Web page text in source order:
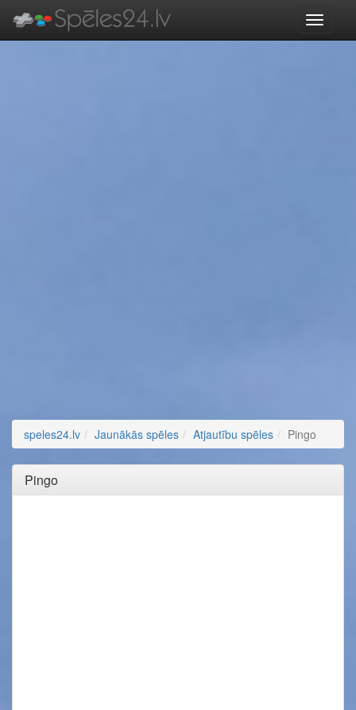
speles24.lv Jaunākās spēles Atjautību spēles Pingo
Pingo